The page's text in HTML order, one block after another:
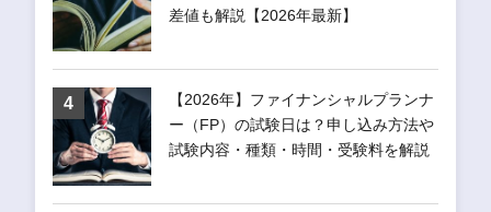
差値も解説【2026年最新】
【2026年】ファイナンシャルプランナ
ー（FP）の試験日は？申し込み方法や
試験内容・種類・時間・受験料を解説